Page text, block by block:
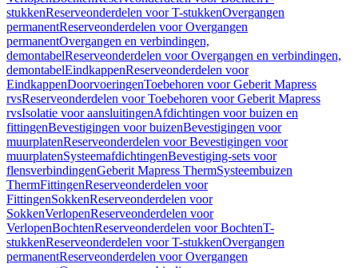
stukkenReserveonderdelen voor T-stukkenOvergangen
permanentReserveonderdelen voor Overgangen
permanentOvergangen en verbindingen,
demontabelReserveonderdelen voor Overgangen en verbindingen,
demontabelEindkappenReserveonderdelen voor
EindkappenDoorvoeringenToebehoren voor Geberit Mapress
rvsReserveonderdelen voor Toebehoren voor Geberit Mapress
rvsIsolatie voor aansluitingenAfdichtingen voor buizen en
fittingenBevestigingen voor buizenBevestigingen voor
muurplatenReserveonderdelen voor Bevestigingen voor
muurplatenSysteemafdichtingenBevestiging-sets voor
flensverbindingenGeberit Mapress ThermSysteembuizen
ThermFittingenReserveonderdelen voor
FittingenSokkenReserveonderdelen voor
SokkenVerlopenReserveonderdelen voor
VerlopenBochtenReserveonderdelen voor BochtenT-
stukkenReserveonderdelen voor T-stukkenOvergangen
permanentReserveonderdelen voor Overgangen